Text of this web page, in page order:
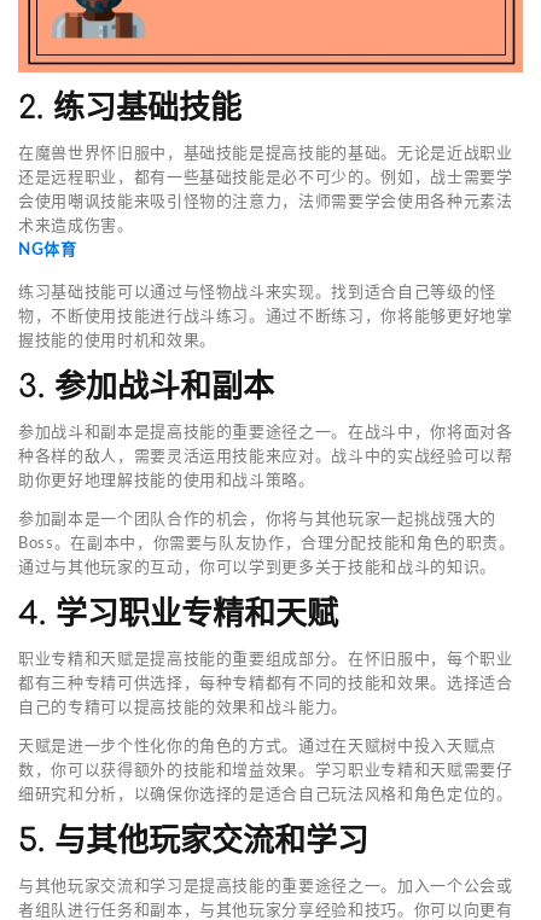
2. 练习基础技能
在魔兽世界怀旧服中，基础技能是提高技能的基础。无论是近战职业
还是远程职业，都有一些基础技能是必不可少的。例如，战士需要学
会使用嘲讽技能来吸引怪物的注意力，法师需要学会使用各种元素法
术来造成伤害。
NG体育
练习基础技能可以通过与怪物战斗来实现。找到适合自己等级的怪
物，不断使用技能进行战斗练习。通过不断练习，你将能够更好地掌
握技能的使用时机和效果。
3. 参加战斗和副本
参加战斗和副本是提高技能的重要途径之一。在战斗中，你将面对各
种各样的敌人，需要灵活运用技能来应对。战斗中的实战经验可以帮
助你更好地理解技能的使用和战斗策略。
参加副本是一个团队合作的机会，你将与其他玩家一起挑战强大的
Boss。在副本中，你需要与队友协作，合理分配技能和角色的职责。
通过与其他玩家的互动，你可以学到更多关于技能和战斗的知识。
4. 学习职业专精和天赋
职业专精和天赋是提高技能的重要组成部分。在怀旧服中，每个职业
都有三种专精可供选择，每种专精都有不同的技能和效果。选择适合
自己的专精可以提高技能的效果和战斗能力。
天赋是进一步个性化你的角色的方式。通过在天赋树中投入天赋点
数，你可以获得额外的技能和增益效果。学习职业专精和天赋需要仔
细研究和分析，以确保你选择的是适合自己玩法风格和角色定位的。
5. 与其他玩家交流和学习
与其他玩家交流和学习是提高技能的重要途径之一。加入一个公会或
者组队进行任务和副本，与其他玩家分享经验和技巧。你可以向更有